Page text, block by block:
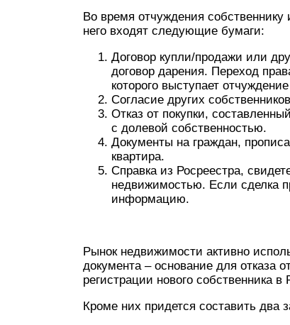
Во время отчуждения
него входят следующие бумаги:
Договор купли/продажи или
договор дарения. Переход
которого выступает
Согласие других
Отказ от покупки,
с долевой собственностью.
Документы на граждан,
квартира.
Справка из Росреестра,
недвижимостью. Если сделка
информацию.
Рынок недвижимости активно
документа – основание для отказа
регистрации нового собственника в
Кроме них придется составить два